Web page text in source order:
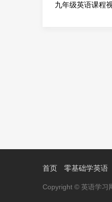
九年级英语课程
首页 零基础学英语
Copyright © 英语学习